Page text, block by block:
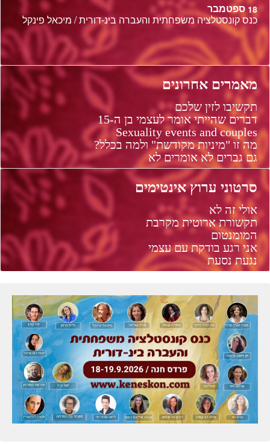
ספטמבר 18
כנס קונסטלציה משפחתית והעברה בינ-דורית / מיכאל פינקל
מאמרים אחרונים
תקשיבו לזין שלכם
דברים שהייתי אומר לעצמי בן ה-15
Sexuality events and couples
מה זו "מיניות מקודשת" ולמה בכלל?
גם גברים לא אומרים לא
סרטוני ערוץ אינטימים
אולי זה לא
תקשורת ארוטית מקרבת
המומנטום
אני רגע בודקת עם עצמי
נגעת נסעת